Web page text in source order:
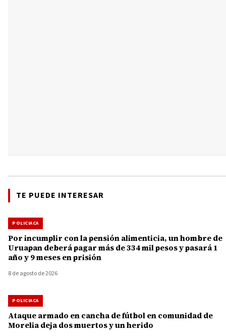
TE PUEDE INTERESAR
POLICIACA
Por incumplir con la pensión alimenticia, un hombre de
Uruapan deberá pagar más de 334 mil pesos y pasará 1
año y 9 meses en prisión
8 de agosto de 2026
POLICIACA
Ataque armado en cancha de fútbol en comunidad de
Morelia deja dos muertos y un herido